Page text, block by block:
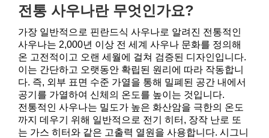
전통 사우나란 무엇인가요?
가장 일반적으로 핀란드식 사우나로 알려진 전통적인
사우나는 2,000년 이상 전 세계 사우나 문화를 정의해
온 고전적이고 오랜 세월에 걸쳐 검증된 디자인입니다.
이는 간단하고 오랫동안 확립된 원리에 따라 작동합니
다. 즉, 외부 표면 수준 가열을 통해 밀폐된 공간 내에서
공기를 가열하여 신체의 온도를 높이는 것입니다.
전통적인 사우나는 밀도가 높은 화산암을 극한의 온도
까지 데우기 위해 일반적으로 전기 히터, 장작 난로 또
는 가스 히터와 같은 고출력 열원을 사용합니다. 시그니